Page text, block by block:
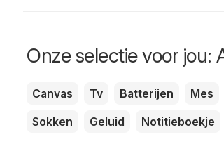
Onze selectie voor jou:
Canvas Tv Batterijen Mes
Sokken
Geluid Notitieboekje